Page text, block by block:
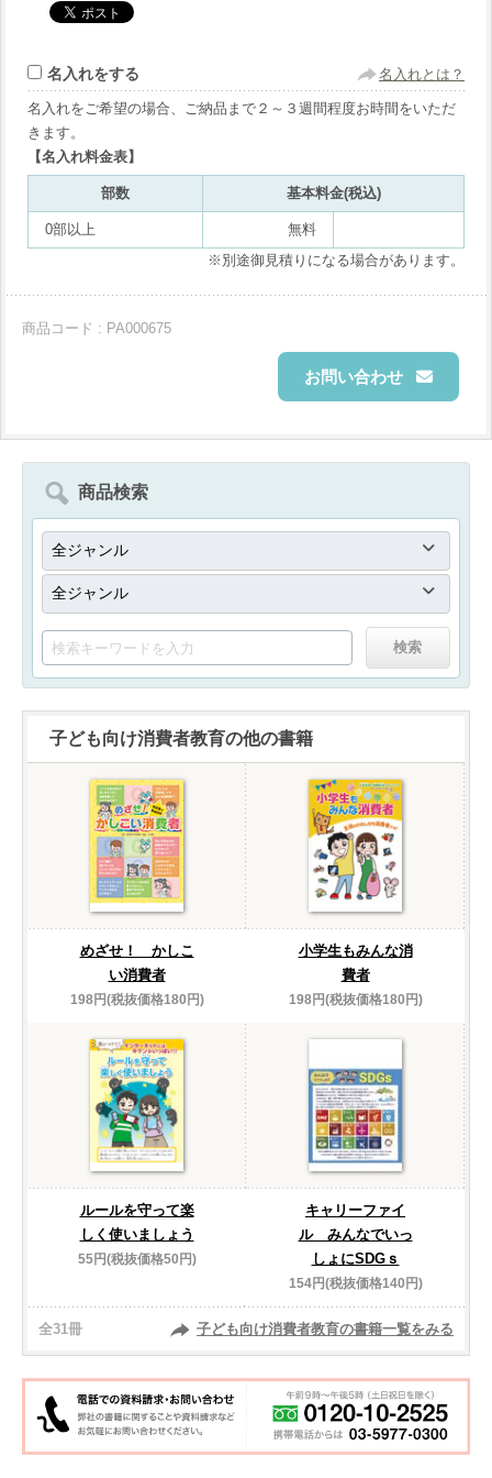
名入れをする 名入れとは？
名入れをご希望の場合、ご納品まで２～３週間程度お時間をいただ
きます。
【名入れ料金表】
部数 基本料金(税込)
0部以上
無料
※別途御見積りになる場合があります。
商品コード : PA000675
お問い合わせ
商品検索
子ども向け消費者教育の他の書籍
めざせ！ かしこ
い消費者
198円(税抜価格180円)
小学生もみんな消
費者
198円(税抜価格180円)
ルールを守って楽
しく使いましょう
55円(税抜価格50円)
キャリーファイ
ル みんなでいっ
しょにSDGｓ
154円(税抜価格140円)
全31冊 子ども向け消費者教育の書籍一覧をみる